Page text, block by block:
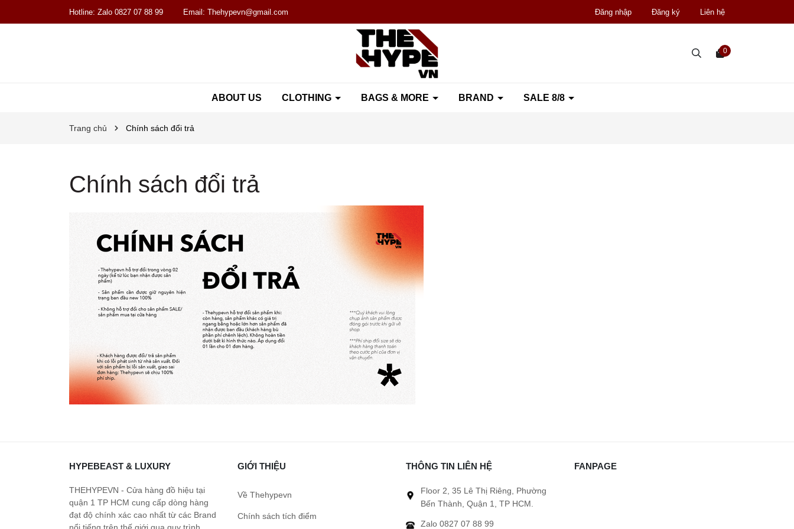
Hotline: Zalo 0827 07 88 99 Email: Thehypevn@gmail.com Đăng nhập Đăng ký Liên hệ
ABOUT US CLOTHING BAGS & MORE BRAND SALE 8/8
0
Trang chủ Chính sách đổi trả
Chính sách đổi trả
HYPEBEAST & LUXURY
THEHYPEVN - Cửa hàng đồ hiệu tại
quận 1 TP HCM cung cấp dòng hàng
đạt độ chính xác cao nhất từ các Brand
GIỚI THIỆU
Về Thehypevn
Chính sách tích điểm
THÔNG TIN LIÊN HỆ
Floor 2, 35 Lê Thị Riêng, Phường
Bến Thành, Quận 1, TP HCM.
Zalo 0827 07 88 99
FANPAGE